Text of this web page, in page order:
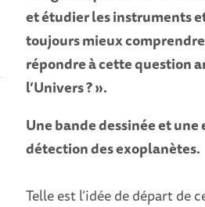
et étudier les instruments
toujours mieux
répondre à cette question
l’Univers ? ».
Une bande dessinée et
détection des exoplanètes.
Telle est l’idée de départ de